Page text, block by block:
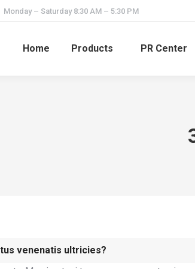
Monday – Saturday 8:30 AM – 5:30 PM
Home Products PR Center
venenatis ultricies?